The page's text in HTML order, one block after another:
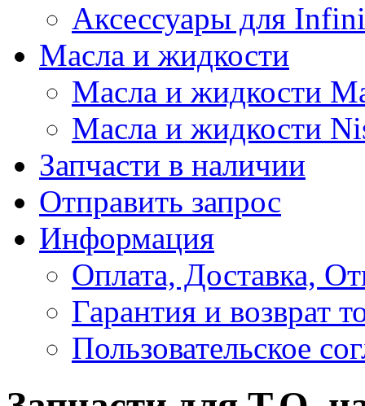
Аксессуары для
Масла и жидкости
Масла и жидкости
Масла и жидкости
Запчасти в наличии
Отправить запрос
Информация
Оплата, Доставка,
Гарантия и возврат
Пользовательское